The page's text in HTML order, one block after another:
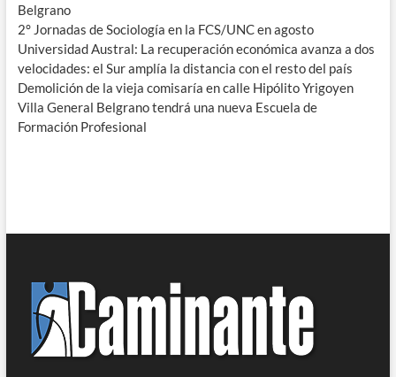
Belgrano
2° Jornadas de Sociología en la FCS/UNC en agosto
Universidad Austral: La recuperación económica avanza a dos
velocidades: el Sur amplía la distancia con el resto del país
Demolición de la vieja comisaría en calle Hipólito Yrigoyen
Villa General Belgrano tendrá una nueva Escuela de
Formación Profesional